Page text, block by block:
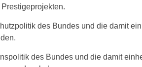
des Bundes und die damit
des Bundes und die damit